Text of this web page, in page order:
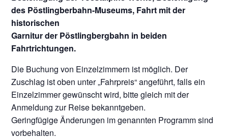
des Pöstlingberbahn-Museums, Fahrt mit der
historischen
Garnitur der Pöstlingbergbahn in beiden
Fahrtrichtungen.
Die Buchung von Einzelzimmern ist möglich. Der
Zuschlag ist oben unter „Fahrpreis“ angeführt, falls ein
Einzelzimmer gewünscht wird, bitte gleich mit der
Anmeldung zur Reise bekanntgeben.
Geringfügige Änderungen im genannten Programm sind
vorbehalten.